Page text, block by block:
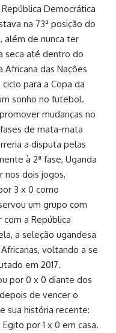
Democrática
na 73ª posição do
além de nunca ter
seca até dentro do
das Nações
para a Copa da
sonho no futebol.
mudanças no
de mata-mata
a disputa pelas
à 2ª fase, Uganda
dois jogos,
3 x 0 como
um grupo com
com a República
a seleção ugandesa
voltando a se
em 2017.
por 0 x 0 diante dos
de vencer o
sua história recente:
por 1 x 0 em casa.